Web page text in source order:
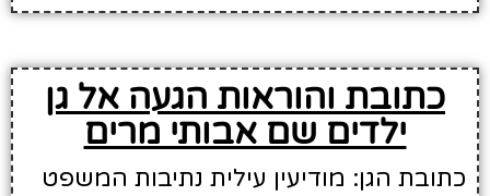
כתובת והוראות הגעה אל גן
ילדים שם אבותי מרים
כתובת הגן: מודיעין עילית נתיבות המשפט